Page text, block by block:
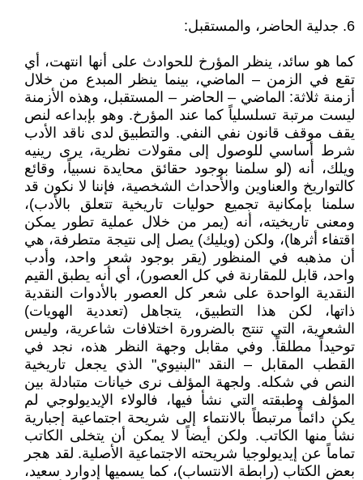
6. جدلية الحاضر، والمستقبل:
كما هو سائد، ينظر المؤرخ للحوادث على أنها انتهت، أي
تقع في الزمن – الماضي، بينما ينظر المبدع من خلال
أزمنة ثلاثة: الماضي – الحاضر – المستقبل، وهذه الأزمنة
ليست مرتبة تسلسلياً كما عند المؤرخ. وهو بإبداعه لنص
يقف موقف قانون نفي النفي. والتطبيق لدى ناقد الأدب
شرط أساسي للوصول إلى مقولات نظرية، يرى رينيه
ويلك، أنه (لو سلمنا بوجود حقائق محايدة نسبياً، وقائع
كالتواريخ والعناوين والأحداث الشخصية، فإننا لا نكون قد
سلمنا بإمكانية تجميع حوليات تاريخية تتعلق بالأدب)،
ومعنى تاريخيته، أنه (يمر من خلال عملية تطور يمكن
اقتفاء أثرها)، ولكن (ويليك) يصل إلى نتيجة متطرفة، هي
أن مذهبه في المنظور (يقر بوجود شعر واحد، وأدب
واحد، قابل للمقارنة في كل العصور)، أي أنه يطبق القيم
النقدية الواحدة على شعر كل العصور بالأدوات النقدية
ذاتها، لكن هذا التطبيق، يتجاهل (تعددية الهويات)
الشعرية، التي تنتج بالضرورة اختلافات شاعرية، وليس
توحيداً مطلقاً. وفي مقابل وجهة النظر هذه، نجد في
القطب المقابل – النقد "البنيوي" الذي يجعل تاريخية
النص في شكله. ولجهة المؤلف نرى خيانات متبادلة بين
المؤلف وطبقته التي نشأ فيها، فالولاء الإيديولوجي لم
يكن دائماً مرتبطاً بالانتماء إلى شريحة اجتماعية إجبارية
نشأ منها الكاتب. ولكن أيضاً لا يمكن أن يتخلى الكاتب
تماماً عن إيديولوجيا شريحته الاجتماعية الأصلية. لقد هجر
بعض الكتاب (رابطة الانتساب)، كما يسميها إدوارد سعيد،